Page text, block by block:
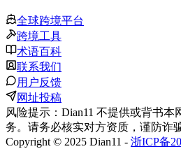
全球跨境平台
跨境工具
术语百科
联系我们
用户反馈
网址投稿
风险提示：Dian11 不提供或背书本
务。请务必核实对方资质，谨防诈骗
Copyright © 2025 Dian11 - 浙ICP备